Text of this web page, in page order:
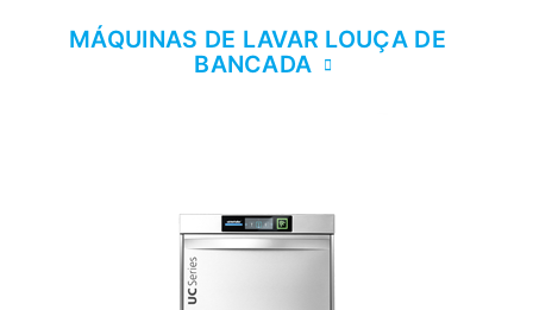
MÁQUINAS DE LAVAR LOUÇA DE
BANCADA